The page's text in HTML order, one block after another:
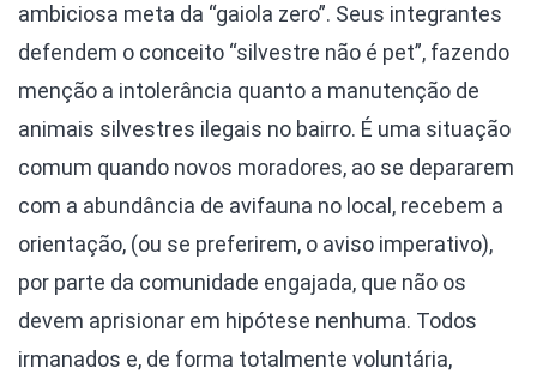
ambiciosa meta da “gaiola zero”. Seus integrantes
defendem o conceito “silvestre não é pet”, fazendo
menção a intolerância quanto a manutenção de
animais silvestres ilegais no bairro. É uma situação
comum quando novos moradores, ao se depararem
com a abundância de avifauna no local, recebem a
orientação, (ou se preferirem, o aviso imperativo),
por parte da comunidade engajada, que não os
devem aprisionar em hipótese nenhuma. Todos
irmanados e, de forma totalmente voluntária,